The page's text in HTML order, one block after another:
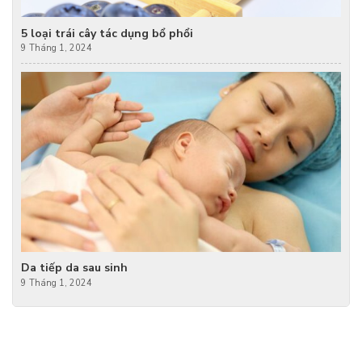
5 loại trái cây tác dụng bổ phổi
9 Tháng 1, 2024
Da tiếp da sau sinh
9 Tháng 1, 2024